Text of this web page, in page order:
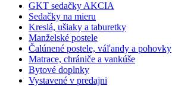
GKT sedačky AKCIA
Sedačky na mieru
Kreslá, ušiaky a taburetky
Manželské postele
Čalúnené postele, váľandy a pohovky
Matrace, chrániče a vankúše
Bytové doplnky
Vystavené v predajni